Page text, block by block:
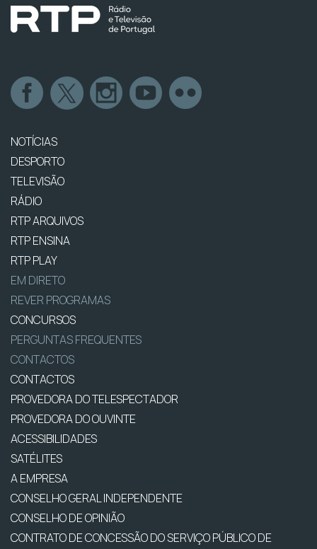
NOTÍCIAS
DESPORTO
TELEVISÃO
RÁDIO
RTP ARQUIVOS
RTP ENSINA
RTP PLAY
EM DIRETO
REVER PROGRAMAS
CONCURSOS
PERGUNTAS FREQUENTES
CONTACTOS
CONTACTOS
PROVEDORA DO TELESPECTADOR
PROVEDORA DO OUVINTE
ACESSIBILIDADES
SATÉLITES
A EMPRESA
CONSELHO GERAL INDEPENDENTE
CONSELHO DE OPINIÃO
CONTRATO DE CONCESSÃO DO SERVIÇO PÚBLICO DE